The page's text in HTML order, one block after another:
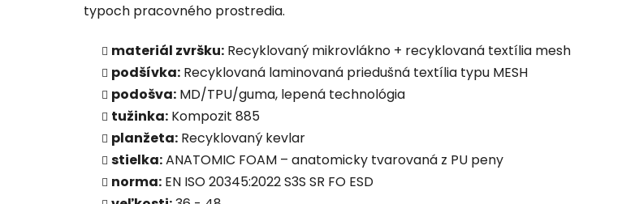
typoch pracovného prostredia.
materiál zvršku: Recyklovaný mikrovlákno + recyklovaná textília mesh
podšívka: Recyklovaná laminovaná priedušná textília typu MESH
podošva: MD/TPU/guma, lepená technológia
tužinka: Kompozit 885
planžeta: Recyklovaný kevlar
stielka:ANATOMIC FOAM – anatomicky tvarovaná z PU peny
norma: EN ISO 20345:2022 S3S SR FO ESD